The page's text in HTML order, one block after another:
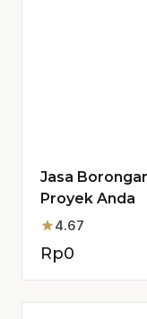
Jasa
Proyek Anda
star4.67
Rp0